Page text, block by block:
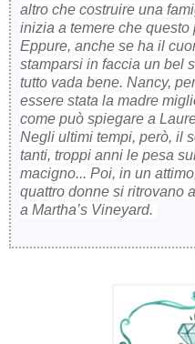
altro che costruire una
inizia a temere che
Eppure, anche se ha il
stamparsi in faccia un bel
tutto vada bene. Nancy,
essere stata la madre
come può spiegare a
Negli ultimi tempi, però, il
tanti, troppi anni le pesa
macigno... Poi, in un
quattro donne si ritrovano
a Martha’s Vineyard.